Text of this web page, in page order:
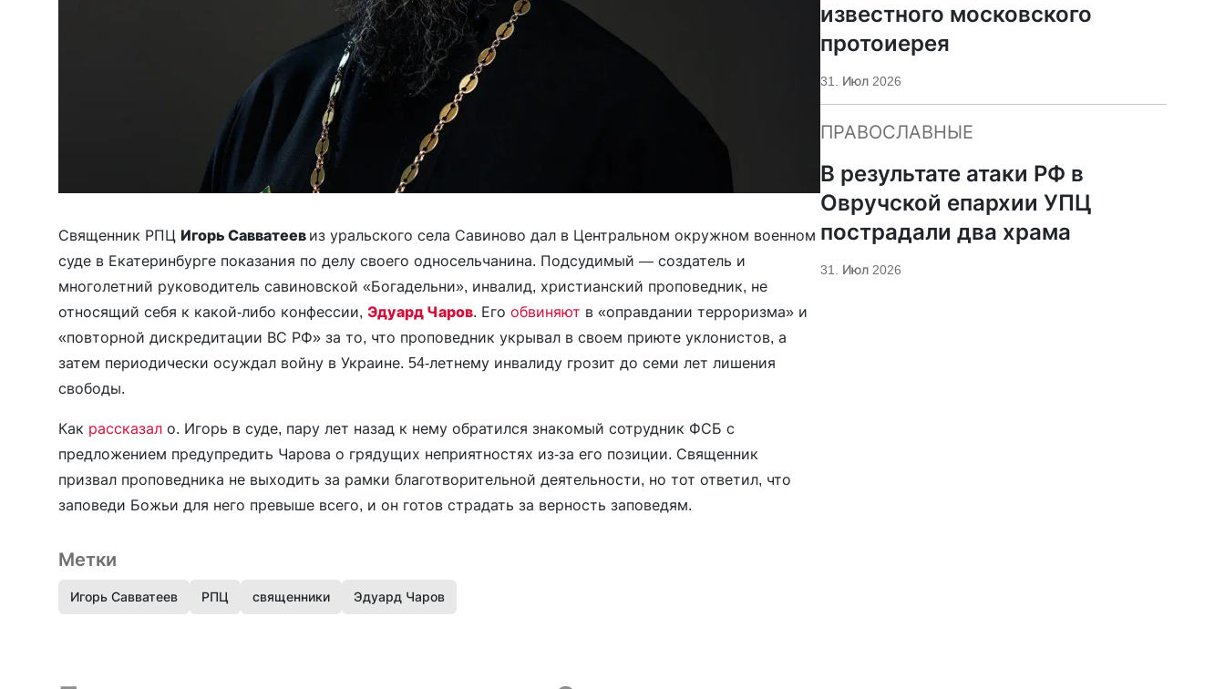
Священник РПЦ Игорь Савватеев из уральского села Савиново дал в Центральном окружном военном
суде в Екатеринбурге показания по делу своего односельчанина. Подсудимый — создатель и
многолетний руководитель савиновской «Богадельни», инвалид, христианский проповедник, не
относящий себя к какой-либо конфессии, Эдуард Чаров. Его обвиняют в «оправдании терроризма» и
«повторной дискредитации ВС РФ» за то, что проповедник укрывал в своем приюте уклонистов, а
затем периодически осуждал войну в Украине. 54-летнему инвалиду грозит до семи лет лишения
свободы.
Как рассказал о. Игорь в суде, пару лет назад к нему обратился знакомый сотрудник ФСБ с
предложением предупредить Чарова о грядущих неприятностях из-за его позиции. Священник
призвал проповедника не выходить за рамки благотворительной деятельности, но тот ответил, что
заповеди Божьи для него превыше всего, и он готов страдать за верность заповедям.
Метки
Игорь Савватеев РПЦ священники Эдуард Чаров
известного московского
протоиерея
31. Июл 2026
ПРАВОСЛАВНЫЕ
В результате атаки РФ в
Овручской епархии УПЦ
пострадали два храма
31. Июл 2026